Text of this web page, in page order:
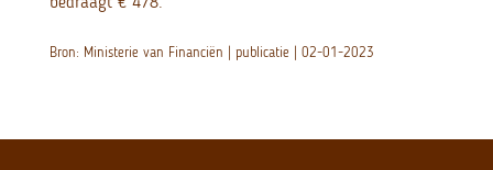
Bron: Ministerie van Financiën | publicatie | 02-01-2023